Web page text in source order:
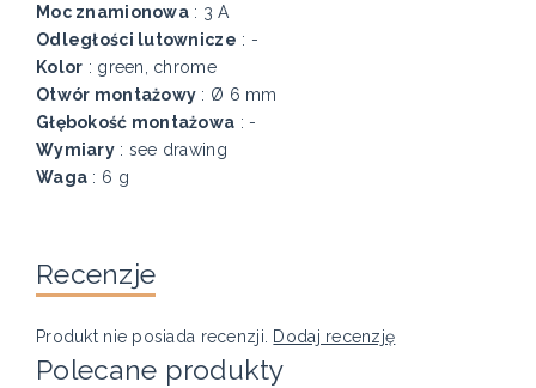
Moc znamionowa: 3 A
Odległości lutownicze : -
Kolor : green, chrome
Otwór montażowy : Ø 6 mm
Głębokość montażowa : -
Wymiary: see drawing
Waga : 6 g
Recenzje
Produkt nie posiada recenzji. Dodaj recenzję
Polecane produkty